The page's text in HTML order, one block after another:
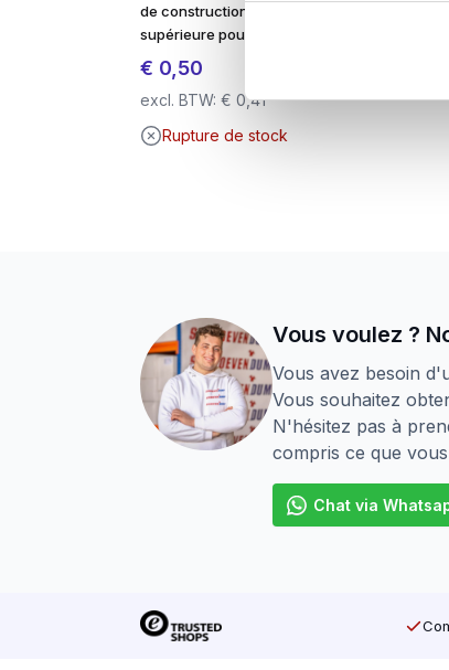
de construction de qualité
supérieure pour bennes à vis
€ 0,50
excl. BTW: € 0,41
Rupture de stock
Vous voulez ?
Vous avez besoin
Vous souhaitez
N'hésitez pas à
compris ce que
Chat via